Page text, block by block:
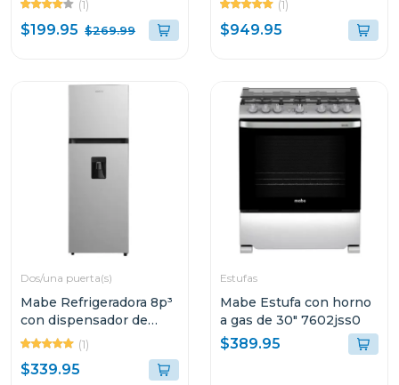
(1)
$199.95 $269.99
seer 18 wi-fi
(1)
$949.95
Dos/una puerta(s)
Mabe Refrigeradora 8p³
con dispensador de
agua rmd277
(1)
$339.95
Estufas
Mabe Estufa con horno
a gas de 30" 7602jss0
$389.95